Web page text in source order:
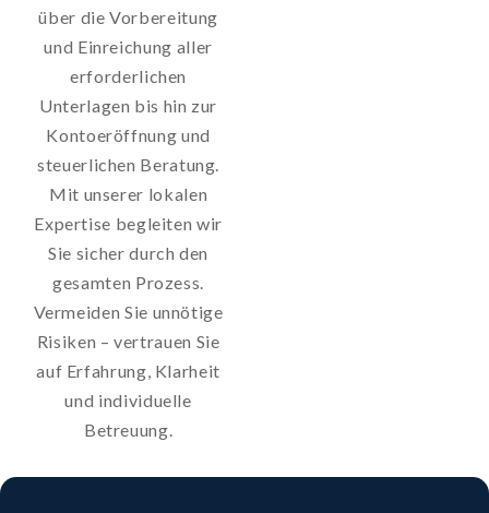
über die Vorbereitung
und Einreichung aller
erforderlichen
Unterlagen bis hin zur
Kontoeröffnung und
steuerlichen Beratung.
Mit unserer lokalen
Expertise begleiten wir
Sie sicher durch den
gesamten Prozess.
Vermeiden Sie unnötige
Risiken – vertrauen Sie
auf Erfahrung, Klarheit
und individuelle
Betreuung.